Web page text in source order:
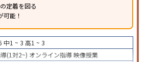
定着を図る
能！
中1 ~ 3 高1 ~ 3
(1対2~) オンライン指導映像授業